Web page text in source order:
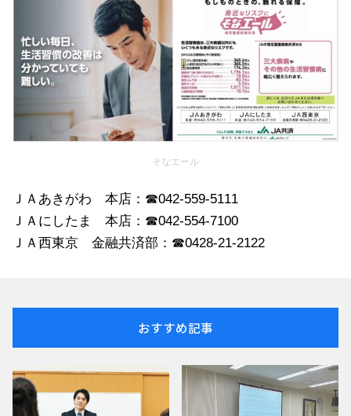
そなエール
ＪＡあきがわ 本店：☎042-559-5111
ＪＡにしたま 本店：☎042-554-7100
ＪＡ西東京 金融共済部：☎0428-21-2122
おすすめ記事